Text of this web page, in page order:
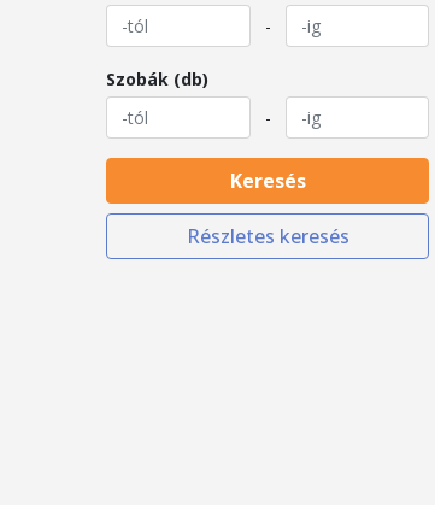
-
Szobák (db)
-
Keresés
Részletes keresés